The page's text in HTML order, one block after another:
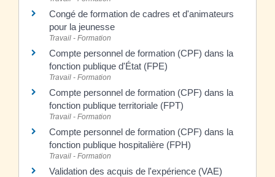
Congé de formation de cadres et d'animateurs
pour la jeunesse
Travail - Formation
Compte personnel de formation (CPF) dans la
fonction publique d'État (FPE)
Travail - Formation
Compte personnel de formation (CPF) dans la
fonction publique territoriale (FPT)
Travail - Formation
Compte personnel de formation (CPF) dans la
fonction publique hospitalière (FPH)
Travail - Formation
Validation des acquis de l'expérience (VAE)